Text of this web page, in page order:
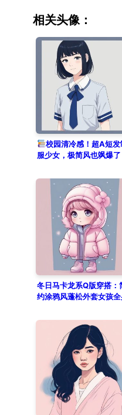
artwork uses
precise Cel
delicate
pastel pink
the aesthetic.
expression,
solid color
cream yellow,
high-end look.
相关头像：
校园清冷感！超A短发
服少女，极简风也飒爆了
冬日马卡龙系Q版穿搭：
约涂鸦风蓬松外套女孩